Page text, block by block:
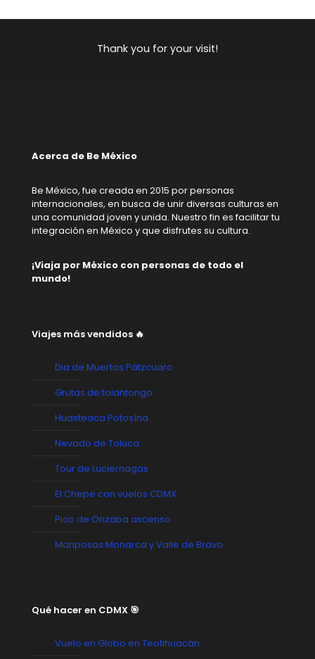
Thank you for your visit!
Acerca de Be México
Be México, fue creada en 2015 por personas
internacionales, en busca de unir diversas culturas en
una comunidad joven y unida. Nuestro fin es facilitar tu
integración en México y que disfrutes su cultura.
¡Viaja por México con personas de todo el
mundo!
Viajes más vendidos 🔥
Dia de Muertos Pátzcuaro
Grutas de tolantongo
Huasteaca Potosína
Nevado de Toluca
Tour de Luciernagas
El Chepe con vuelos CDMX
Pico de Orizaba ascenso
Mariposas Monarca y Valle de Bravo
Qué hacer en CDMX 🎯
Vuelo en Globo en Teotihuacán